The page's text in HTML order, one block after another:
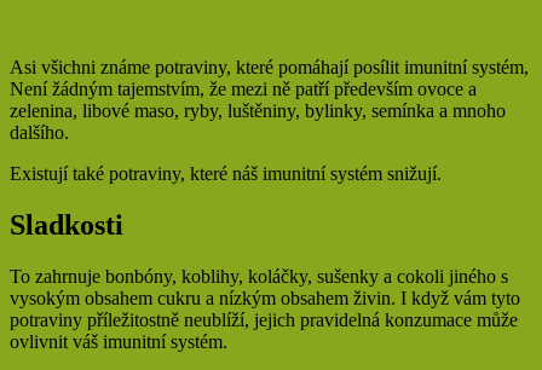
Asi všichni známe potraviny, které pomáhají posílit imunitní systém,
Není žádným tajemstvím, že mezi ně patří především ovoce a
zelenina, libové maso, ryby, luštěniny, bylinky, semínka a mnoho
dalšího.
Existují také potraviny, které náš imunitní systém snižují.
Sladkosti
To zahrnuje bonbóny, koblihy, koláčky, sušenky a cokoli jiného s
vysokým obsahem cukru a nízkým obsahem živin. I když vám tyto
potraviny příležitostně neublíží, jejich pravidelná konzumace může
ovlivnit váš imunitní systém.